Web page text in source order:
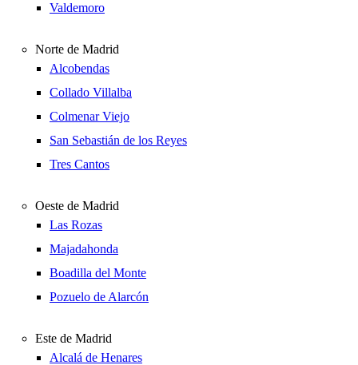
Valdemoro
Norte de Madrid
Alcobendas
Collado Villalba
Colmenar Viejo
San Sebastián de los Reyes
Tres Cantos
Oeste de Madrid
Las Rozas
Majadahonda
Boadilla del Monte
Pozuelo de Alarcón
Este de Madrid
Alcalá de Henares